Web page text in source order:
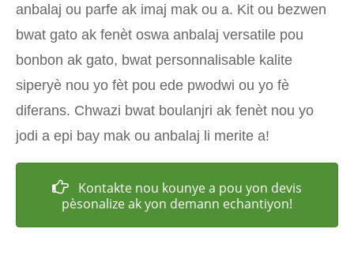
anbalaj ou parfe ak imaj mak ou a. Kit ou bezwen
bwat gato ak fenèt oswa anbalaj versatile pou
bonbon ak gato, bwat personnalisable kalite
siperyè nou yo fèt pou ede pwodwi ou yo fè
diferans. Chwazi bwat boulanjri ak fenèt nou yo
jodi a epi bay mak ou anbalaj li merite a!
Kontakte nou kounye a pou yon devis
pèsonalize ak yon demann echantiyon!